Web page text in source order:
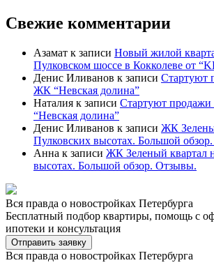
Свежие комментарии
Азамат к записи Новый жилой
Пулковском шоссе в Кокколеве от
Денис Иливанов к записи Стартуют
ЖК “Невская долина”
Наталия к записи Стартуют
“Невская долина”
Денис Иливанов к записи ЖК
Пулковских высотах. Большой
Анна к записи ЖК Зеленый квартал
высотах. Большой обзор. Отзывы.
Вся правда о новостройках Петербурга
Бесплатный подбор квартиры, помощь с
ипотеки и консультация
Отправить заявку
Вся правда о новостройках Петербурга